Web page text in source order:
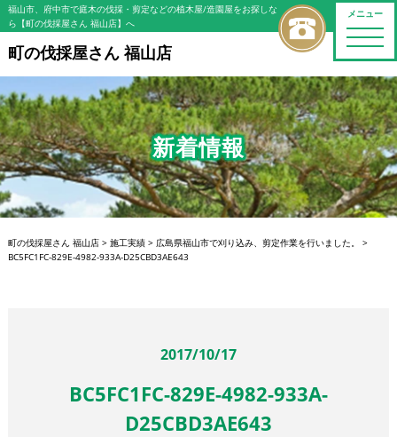
メニュー
toggle
福山市、府中市で庭木の伐採・剪定などの植木屋/造園屋をお探しな
ら【町の伐採屋さん 福山店】へ
町の伐採屋さん 福山店
新着情報
町の伐採屋さん 福山店> 施工実績> 広島県福山市で刈り込み、剪定作業を行いました。
>
BC5FC1FC-829E-4982-933A-D25CBD3AE643
2017/10/17
BC5FC1FC-829E-4982-933A-
D25CBD3AE643